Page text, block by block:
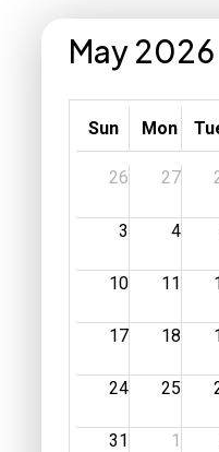
May 2026
Sun Mon
26 27
3 4
10 11
17 18
24 25
31 1